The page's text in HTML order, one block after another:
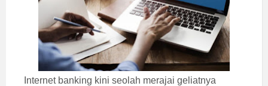
Internet banking kini seolah merajai geliatnya